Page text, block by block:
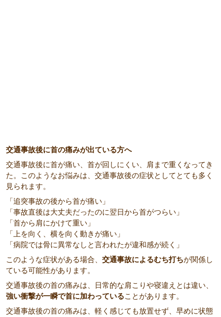
交通事故後に首の痛みが出ている方へ
交通事故後に首が痛い、首が回しにくい、肩まで重くなってき
た。このようなお悩みは、交通事故後の症状としてとても多く
見られます。
「追突事故の後から首が痛い」
「事故直後は大丈夫だったのに翌日から首がつらい」
「首から肩にかけて重い」
「上を向く、横を向く動きが痛い」
「病院では骨に異常なしと言われたが違和感が続く」
このような症状がある場合、 交通事故によるむち打ちが関係し
ている可能性があります。
交通事故後の首の痛みは、日常的な肩こりや寝違えとは違い、
強い衝撃が一瞬で首に加わっていることがあります。
交通事故後の首の痛みは、軽く感じても放置せず、早めに状態